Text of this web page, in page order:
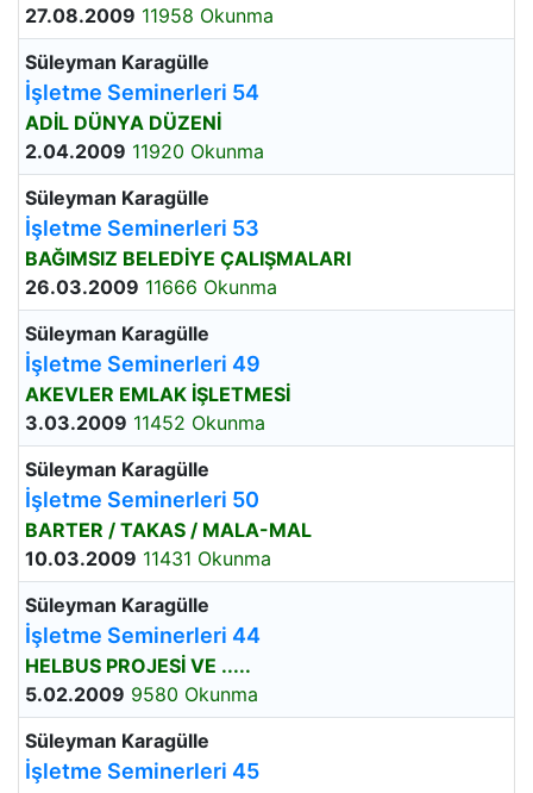
27.08.2009 11958 Okunma
Süleyman Karagülle
İşletme Seminerleri 54
ADİL DÜNYA DÜZENİ
2.04.2009 11920 Okunma
Süleyman Karagülle
İşletme Seminerleri 53
BAĞIMSIZ BELEDİYE ÇALIŞMALARI
26.03.2009 11666 Okunma
Süleyman Karagülle
İşletme Seminerleri 49
AKEVLER EMLAK İŞLETMESİ
3.03.2009 11452 Okunma
Süleyman Karagülle
İşletme Seminerleri 50
BARTER / TAKAS / MALA-MAL
10.03.2009 11431 Okunma
Süleyman Karagülle
İşletme Seminerleri 44
HELBUS PROJESİ VE .....
5.02.2009 9580 Okunma
Süleyman Karagülle
İşletme Seminerleri 45